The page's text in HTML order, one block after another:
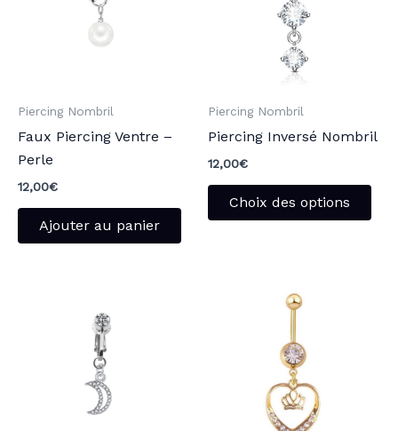
Piercing Nombril
Faux Piercing Ventre –
Perle
12,00€
Ajouter au panier
Piercing Nombril
Piercing Inversé Nombril
12,00€
Choix des options
la